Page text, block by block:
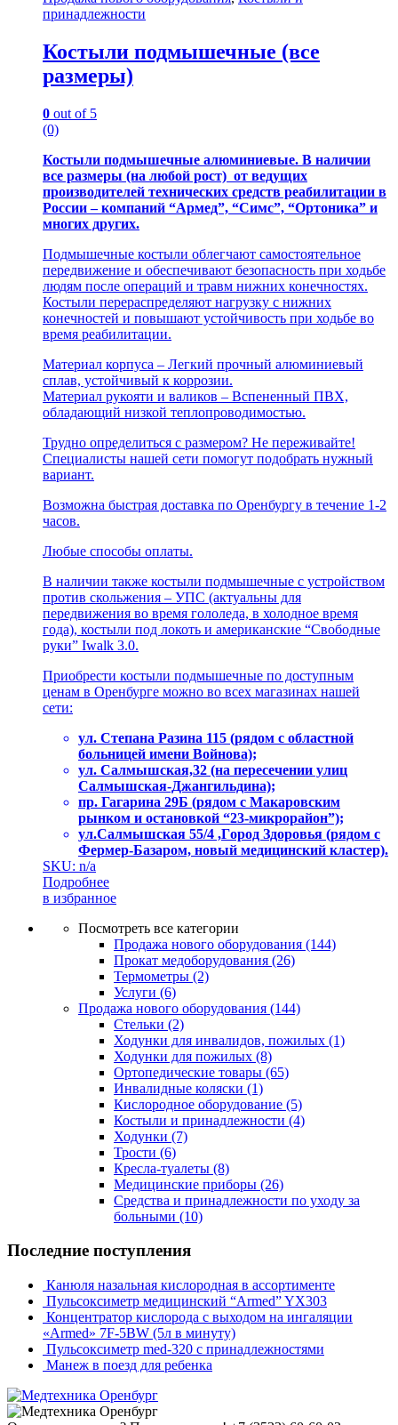
принадлежности
Костыли подмышечные (все
размеры)
0 out of 5
(0)
Костыли подмышечные алюминиевые. В наличии
все размеры (на любой рост) от ведущих
производителей технических средств реабилитации в
России – компаний “Армед”, “Симс”, “Ортоника” и
многих других.
Подмышечные костыли облегчают самостоятельное
передвижение и обеспечивают безопасность при ходьбе
людям после операций и травм нижних конечностях.
Костыли перераспределяют нагрузку с нижних
конечностей и повышают устойчивость при ходьбе во
время реабилитации.
Материал корпуса – Легкий прочный алюминиевый
сплав, устойчивый к коррозии.
Материал рукояти и валиков – Вспененный ПВХ,
обладающий низкой теплопроводимостью.
Трудно определиться с размером? Не переживайте!
Специалисты нашей сети помoгут подобpaть нужный
вариант.
Возможна быстрая доставка по Оренбургу в течение 1-2
часов.
Любые способы оплаты.
В наличии также костыли подмышечные с устройством
против скольжения – УПС (актуальны для
передвижения во время гололеда, в холодное время
года), костыли под локоть и американские “Свободные
руки” Iwalk 3.0.
Приобрести костыли подмышечные по доступным
ценам в Оренбурге можно во всех магазинах нашей
сети:
ул. Степaна Pазина 115 (рядом с областной
больницей имени Войнова);
ул. Салмышcкaя,32 (на пересечении улиц
Салмышская-Джангильдина);
пр. Гагаринa 29Б (рядом с Макаровским
рынком и остановкой “23-микрорайон”);
ул.Салмышскaя 55/4 ,Гoрoд Здopoвья (рядом с
Фермер-Базаром, новый медицинский кластер).
SKU: n/a
Подробнее
в избранное
Посмотреть все категории
Продажа нового оборудования (144)
Прокат медоборудования (26)
Термометры (2)
Услуги (6)
Продажа нового оборудования (144)
Стельки (2)
Ходунки для инвалидов, пожилых (1)
Ходунки для пожилых (8)
Ортопедические товары (65)
Инвалидные коляски (1)
Кислородное оборудование (5)
Костыли и принадлежности (4)
Ходунки (7)
Трости (6)
Кресла-туалеты (8)
Медицинские приборы (26)
Средства и принадлежности по уходу за
больными (10)
Последние поступления
Канюля назальная кислородная в ассортименте
Пульсоксиметр медицинский “Armed” YX303
Концентратор кислорода с выходом на ингаляции
«Armed» 7F-5BW (5л в минуту)
Пульсоксиметр med-320 с принадлежностями
Манеж в поезд для ребенка